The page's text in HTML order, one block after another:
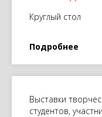
Круглый стол
Подробнее
Выставки
студентов,